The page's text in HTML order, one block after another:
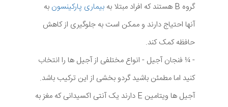
گروه B هستند که افراد مبتلا به
بیماری پارکینسون به
آنها احتیاج دارند و ممکن است به جلوگیری از کاهش
حافظه کمک کند.
- ¼ فنجان آجیل - انواع مختلفی از آجیل ها را انتخاب
کنید اما مطمئن باشید گردو بخشی از این ترکیب باشد.
آجیل ها ویتامین E دارند یک آنتی اکسیدانی که مغز به